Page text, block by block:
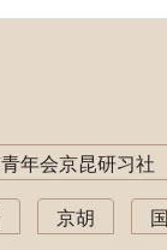
年会京昆研习社
京胡